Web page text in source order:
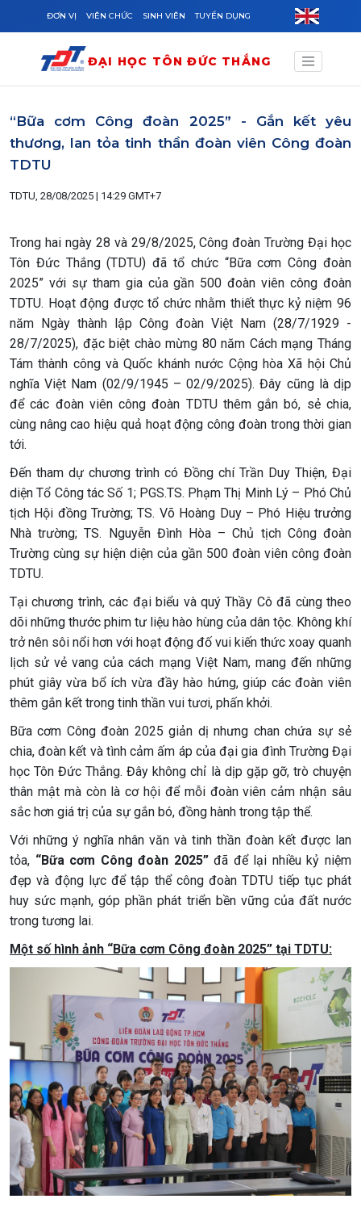
Skip to main content
ĐƠN VỊ VIÊN CHỨC SINH VIÊN TUYỂN DỤNG
ĐẠI HỌC TÔN ĐỨC THẮNG
“Bữa cơm Công đoàn 2025” - Gắn kết yêu
thương, lan tỏa tinh thần đoàn viên Công đoàn
TDTU
TDTU, 28/08/2025 | 14:29 GMT+7
Trong hai ngày 28 và 29/8/2025, Công đoàn Trường Đại học
Tôn Đức Thắng (TDTU) đã tổ chức “Bữa cơm Công đoàn
2025” với sự tham gia của gần 500 đoàn viên công đoàn
TDTU. Hoạt động được tổ chức nhằm thiết thực kỷ niệm 96
năm Ngày thành lập Công đoàn Việt Nam (28/7/1929 -
28/7/2025), đặc biệt chào mừng 80 năm Cách mạng Tháng
Tám thành công và Quốc khánh nước Cộng hòa Xã hội Chủ
nghĩa Việt Nam (02/9/1945 – 02/9/2025). Đây cũng là dịp
để các đoàn viên công đoàn TDTU thêm gắn bó, sẻ chia,
cùng nâng cao hiệu quả hoạt động công đoàn trong thời gian
tới.
Đến tham dự chương trình có Đồng chí Trần Duy Thiện, Đại
diện Tổ Công tác Số 1; PGS.TS. Phạm Thị Minh Lý – Phó Chủ
tịch Hội đồng Trường; TS. Võ Hoàng Duy – Phó Hiệu trưởng
Nhà trường; TS. Nguyễn Đình Hòa – Chủ tịch Công đoàn
Trường cùng sự hiện diện của gần 500 đoàn viên công đoàn
TDTU.
Tại chương trình, các đại biểu và quý Thầy Cô đã cùng theo
dõi những thước phim tư liệu hào hùng của dân tộc. Không khí
trở nên sôi nổi hơn với hoạt động đố vui kiến thức xoay quanh
lịch sử vẻ vang của cách mạng Việt Nam, mang đến những
phút giây vừa bổ ích vừa đầy hào hứng, giúp các đoàn viên
thêm gắn kết trong tinh thần vui tươi, phấn khởi.
Bữa cơm Công đoàn 2025 giản dị nhưng chan chứa sự sẻ
chia, đoàn kết và tình cảm ấm áp của đại gia đình Trường Đại
học Tôn Đức Thắng. Đây không chỉ là dịp gặp gỡ, trò chuyện
thân mật mà còn là cơ hội để mỗi đoàn viên cảm nhận sâu
sắc hơn giá trị của sự gắn bó, đồng hành trong tập thể.
Với những ý nghĩa nhân văn và tinh thần đoàn kết được lan
tỏa, “Bữa cơm Công đoàn 2025”đã để lại nhiều kỷ niệm
đẹp và động lực để tập thể công đoàn TDTU tiếp tục phát
huy sức mạnh, góp phần phát triển bền vững của đất nước
trong tương lai.
Một số hình ảnh “Bữa cơm Công đoàn 2025” tại TDTU: